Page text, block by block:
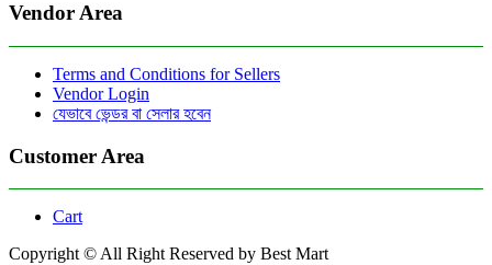
Vendor Area
Terms and Conditions for Sellers
Vendor Login
যেভাবে ভেন্ডর বা সেলার হবেন
Customer Area
Cart
Copyright © All Right Reserved by Best Mart